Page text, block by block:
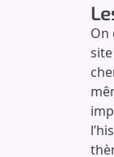
On